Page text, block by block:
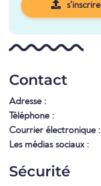
s'inscrire
Contact
Adresse :
Téléphone :
Courrier électronique :
Les médias sociaux :
Sécurité